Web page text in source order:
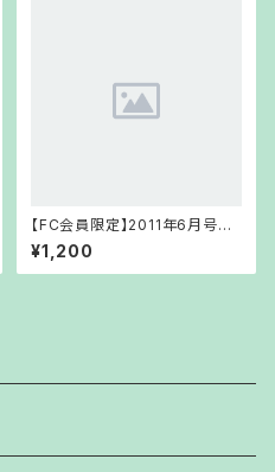
【FC会員限定】2011年6月号
FCCD
¥1,200